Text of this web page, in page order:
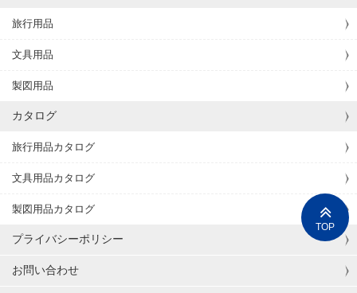
TOP
旅行用品
文具用品
製図用品
カタログ
旅行用品カタログ
文具用品カタログ
製図用品カタログ
プライバシーポリシー
お問い合わせ